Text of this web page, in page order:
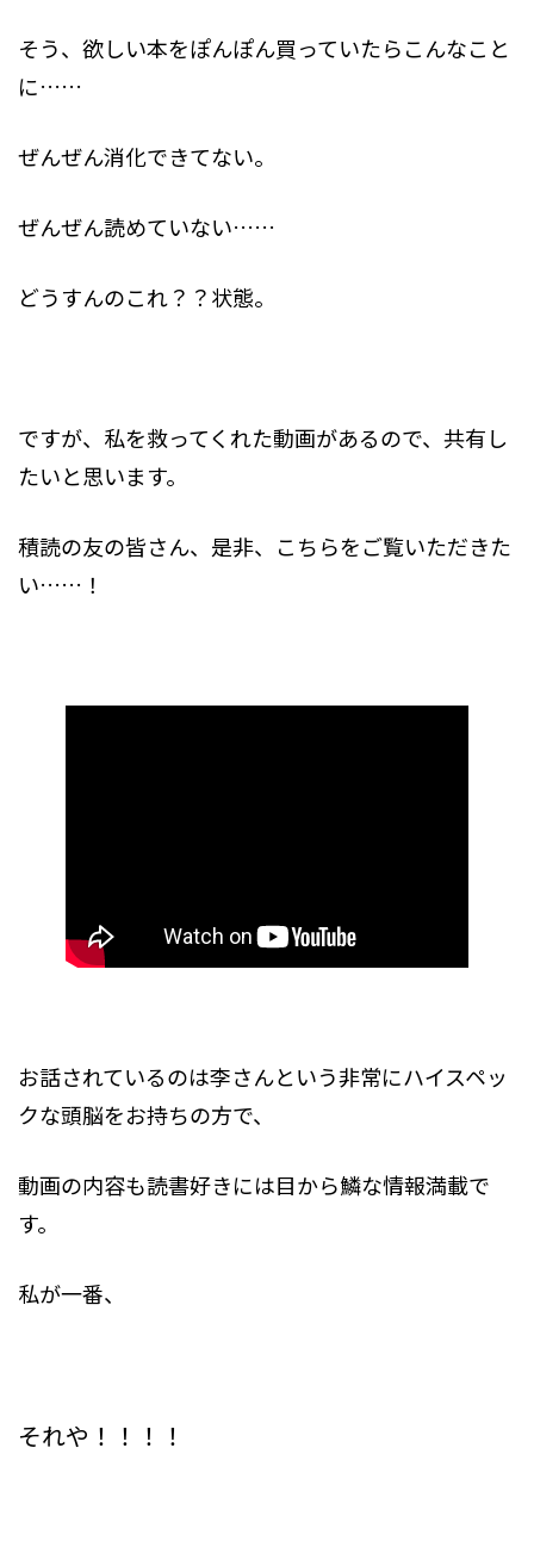
そう、欲しい本をぽんぽん買っていたらこんなこと
に……
ぜんぜん消化できてない。
ぜんぜん読めていない……
どうすんのこれ？？状態。
ですが、私を救ってくれた動画があるので、共有し
たいと思います。
積読の友の皆さん、是非、こちらをご覧いただきた
い……！
お話されているのは李さんという非常にハイスペッ
クな頭脳をお持ちの方で、
動画の内容も読書好きには目から鱗な情報満載で
す。
私が一番、
それや！！！！